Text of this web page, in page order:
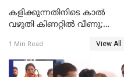
കളിക്കുന്നതിനിടെ കാൽ
വഴുതി കിണറ്റിൽ വീണു;
ദാരുണാന്ത്യം
1 Min Read View All